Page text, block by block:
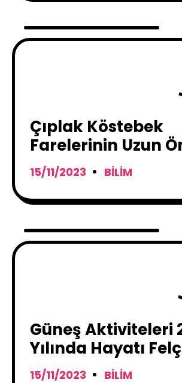
Çıplak Köstebek
Farelerinin Uzun
Sırrı
15/11/2023 BILIM
Güneş Aktiviteleri
Yılında Hayatı Felç
Edebilir !
15/11/2023 BILIM